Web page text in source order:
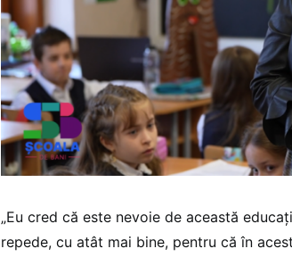
„Eu cred că este nevoie de această
repede, cu atât mai bine, pentru că în